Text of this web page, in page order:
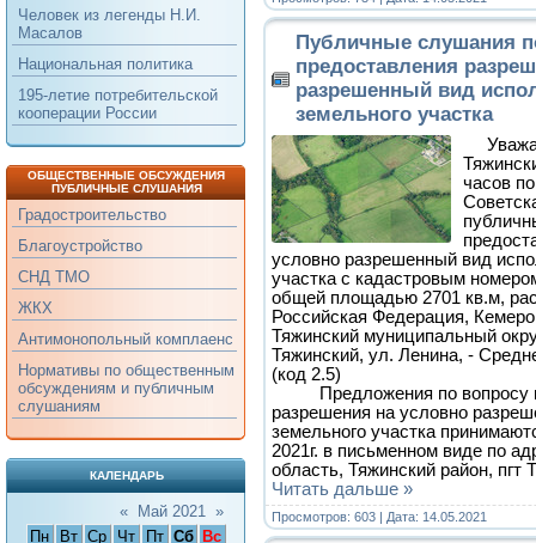
Человек из легенды Н.И.
Масалов
Национальная политика
195-летие потребительской
кооперации России
ОБЩЕСТВЕННЫЕ ОБСУЖДЕНИЯ
ПУБЛИЧНЫЕ СЛУШАНИЯ
Градостроительство
Благоустройство
СНД ТМО
ЖКХ
Антимонопольный комплаенс
Нормативы по общественным
обсуждениям и публичным
слушаниям
КАЛЕНДАРЬ
« Май 2021 »
Пн
Вт Ср Чт Пт Сб
Вс
Публичные слушания
предоставления
разрешенный вид
земельного участка
часов
условно разрешенный вид
участка с кадастровым
общей площадью 2701 кв.м,
Российская Федерация,
Тяжинский муниципальный
Тяжинский, ул. Ленина, -
(код 2.5)
Предложения по вопросу
разрешения на условно
земельного участка
2021г. в письменном виде по
область, Тяжинский район,
Читать дальше »
Просмотров: 603 | Дата: 14.05.2021